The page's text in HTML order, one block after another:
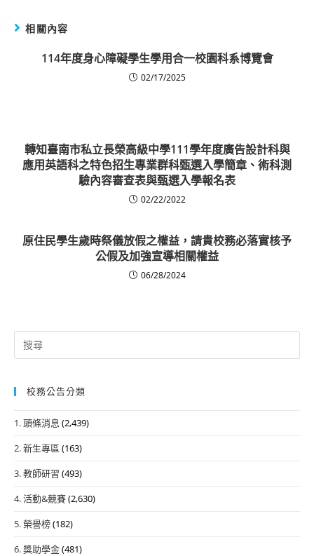
相關內容
114年度身心障礙學生學用合一校園科系博覽會
02/17/2025
轉知臺南市私立長榮高級中學111學年度廣告設計科與
應用英語科之特色招生專業群科甄選入學簡章、術科測
驗內容審查表與甄選入學報名表
02/22/2022
原住民學生歲時祭儀放假之權益，請貴校務必落實核予
公假及加強宣導相關權益
06/28/2024
Search
for:
校務公告分類
1. 頭條消息 (2,439)
2. 新生專區 (163)
3. 教師研習 (493)
4. 活動&競賽(2,630)
5. 榮譽榜(182)
6. 獎助學金(481)